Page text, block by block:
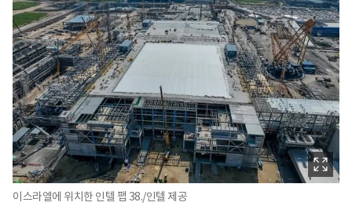
이스라엘에 위치한 인텔 팹 38./인텔 제공